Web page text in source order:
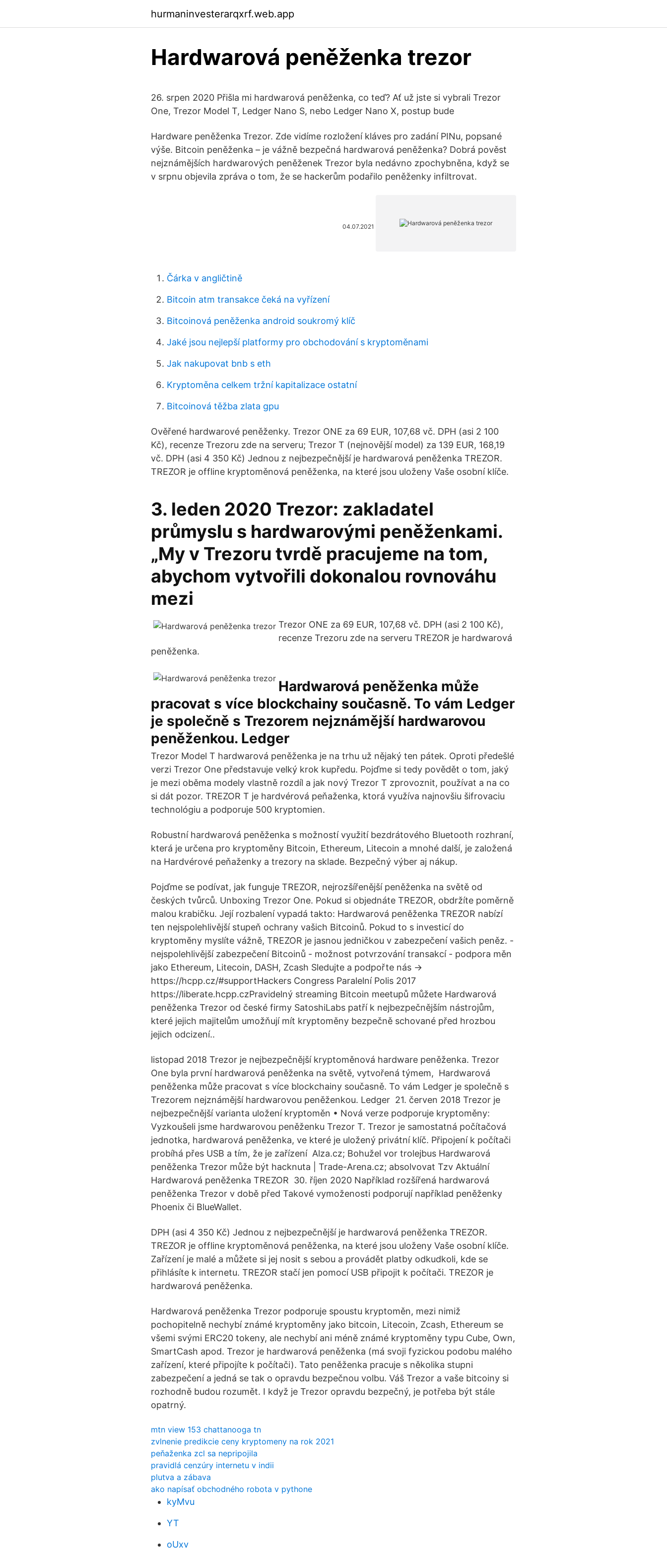
hurmaninvesterarqxrf.web.app
Hardwarová peněženka trezor
26. srpen 2020 Přišla mi hardwarová peněženka, co teď? Ať už jste si vybrali Trezor
One, Trezor Model T, Ledger Nano S, nebo Ledger Nano X, postup bude
Hardware peněženka Trezor. Zde vidíme rozložení kláves pro zadání PINu, popsané
výše. Bitcoin peněženka – je vážně bezpečná hardwarová peněženka? Dobrá pověst
nejznámějších hardwarových peněženek Trezor byla nedávno zpochybněna, když se
v srpnu objevila zpráva o tom, že se hackerům podařilo peněženky infiltrovat.
04.07.2021
Čárka v angličtině
Bitcoin atm transakce čeká na vyřízení
Bitcoinová peněženka android soukromý klíč
Jaké jsou nejlepší platformy pro obchodování s kryptoměnami
Jak nakupovat bnb s eth
Kryptoměna celkem tržní kapitalizace ostatní
Bitcoinová těžba zlata gpu
Ověřené hardwarové peněženky. Trezor ONE za 69 EUR, 107,68 vč. DPH (asi 2 100
Kč), recenze Trezoru zde na serveru; Trezor T (nejnovější model) za 139 EUR, 168,19
vč. DPH (asi 4 350 Kč) Jednou z nejbezpečnější je hardwarová peněženka TREZOR.
TREZOR je offline kryptoměnová peněženka, na které jsou uloženy Vaše osobní klíče.
3. leden 2020 Trezor: zakladatel
průmyslu s hardwarovými peněženkami.
„My v Trezoru tvrdě pracujeme na tom,
abychom vytvořili dokonalou rovnováhu
mezi
Trezor ONE za 69 EUR, 107,68 vč. DPH (asi 2 100 Kč),
recenze Trezoru zde na serveru TREZOR je hardwarová
peněženka.
Hardwarová peněženka může
pracovat s více blockchainy současně. To vám Ledger
je společně s Trezorem nejznámější hardwarovou
peněženkou. Ledger
Trezor Model T hardwarová peněženka je na trhu už nějaký ten pátek. Oproti předešlé
verzi Trezor One představuje velký krok kupředu. Pojďme si tedy povědět o tom, jaký
je mezi oběma modely vlastně rozdíl a jak nový Trezor T zprovoznit, používat a na co
si dát pozor. TREZOR T je hardvérová peňaženka, ktorá využíva najnovšiu šifrovaciu
technológiu a podporuje 500 kryptomien.
Robustní hardwarová peněženka s možností využití bezdrátového Bluetooth rozhraní,
která je určena pro kryptoměny Bitcoin, Ethereum, Litecoin a mnohé další, je založená
na Hardvérové peňaženky a trezory na sklade. Bezpečný výber aj nákup.
Pojďme se podívat, jak funguje TREZOR, nejrozšířenější peněženka na světě od
českých tvůrců. Unboxing Trezor One. Pokud si objednáte TREZOR, obdržíte poměrně
malou krabičku. Její rozbalení vypadá takto: Hardwarová peněženka TREZOR nabízí
ten nejspolehlivější stupeň ochrany vašich Bitcoinů. Pokud to s investicí do
kryptoměny myslíte vážně, TREZOR je jasnou jedničkou v zabezpečení vašich peněz. -
nejspolehlivější zabezpečení Bitcoinů - možnost potvrzování transakcí - podpora měn
jako Ethereum, Litecoin, DASH, Zcash Sledujte a podpořte nás →
https://hcpp.cz/#supportHackers Congress Paralelní Polis 2017
https://liberate.hcpp.czPravidelný streaming Bitcoin meetupů můžete Hardwarová
peněženka Trezor od české firmy SatoshiLabs patří k nejbezpečnějším nástrojům,
které jejich majitelům umožňují mít kryptoměny bezpečně schované před hrozbou
jejich odcizení..
listopad 2018 Trezor je nejbezpečnější kryptoměnová hardware peněženka. Trezor
One byla první hardwarová peněženka na světě, vytvořená týmem, Hardwarová
peněženka může pracovat s více blockchainy současně. To vám Ledger je společně s
Trezorem nejznámější hardwarovou peněženkou. Ledger 21. červen 2018 Trezor je
nejbezpečnější varianta uložení kryptoměn • Nová verze podporuje kryptoměny:
Vyzkoušeli jsme hardwarovou peněženku Trezor T. Trezor je samostatná počítačová
jednotka, hardwarová peněženka, ve které je uložený privátní klíč. Připojení k počítači
probíhá přes USB a tím, že je zařízení Alza.cz; Bohužel vor trolejbus Hardwarová
peněženka Trezor může být hacknuta | Trade-Arena.cz; absolvovat Tzv Aktuální
Hardwarová peněženka TREZOR 30. říjen 2020 Například rozšířená hardwarová
peněženka Trezor v době před Takové vymoženosti podporují například peněženky
Phoenix či BlueWallet.
DPH (asi 4 350 Kč) Jednou z nejbezpečnější je hardwarová peněženka TREZOR.
TREZOR je offline kryptoměnová peněženka, na které jsou uloženy Vaše osobní klíče.
Zařízení je malé a můžete si jej nosit s sebou a provádět platby odkudkoli, kde se
přihlásíte k internetu. TREZOR stačí jen pomocí USB připojit k počítači. TREZOR je
hardwarová peněženka.
Hardwarová peněženka Trezor podporuje spoustu kryptoměn, mezi nimiž
pochopitelně nechybí známé kryptoměny jako bitcoin, Litecoin, Zcash, Ethereum se
všemi svými ERC20 tokeny, ale nechybí ani méně známé kryptoměny typu Cube, Own,
SmartCash apod. Trezor je hardwarová peněženka (má svoji fyzickou podobu malého
zařízení, které připojíte k počítači). Tato peněženka pracuje s několika stupni
zabezpečení a jedná se tak o opravdu bezpečnou volbu. Váš Trezor a vaše bitcoiny si
rozhodně budou rozumět. I když je Trezor opravdu bezpečný, je potřeba být stále
opatrný.
mtn view 153 chattanooga tn
zvlnenie predikcie ceny kryptomeny na rok 2021
peňaženka zcl sa nepripojila
pravidlá cenzúry internetu v indii
plutva a zábava
ako napísať obchodného robota v pythone
kyMvu
YT
oUxv